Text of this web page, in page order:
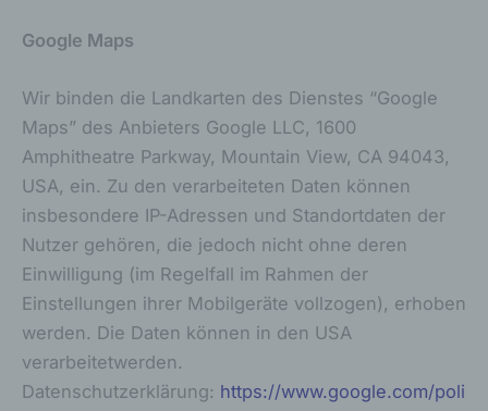
Google Maps
Wir binden die Landkarten des Dienstes “Google
Maps” des Anbieters Google LLC, 1600
Amphitheatre Parkway, Mountain View, CA 94043,
USA, ein. Zu den verarbeiteten Daten können
insbesondere IP-Adressen und Standortdaten der
Nutzer gehören, die jedoch nicht ohne deren
Einwilligung (im Regelfall im Rahmen der
Einstellungen ihrer Mobilgeräte vollzogen), erhoben
werden. Die Daten können in den USA
verarbeitetwerden.
Datenschutzerklärung: https://www.google.com/poli
die darin besteht, dass diese
werden, um bestimmte persönliche
Aspekte, die sich auf eine natürliche Person
beziehen, zu bewerten, insbesondere, um
Aspekte bezüglich Arbeitsleistung,
wirtschaftlicher Lage, Gesundheit,
persönlicher Vorlieben, Interessen,
Zuverlässigkeit, Verhalten, Aufenthaltsort
oder Ortswechsel dieser natürlichen Person
zu analysieren oder vorherzusagen.
f) Pseudonymisierung
personenbezogener Daten in einer Weise,
auf welche die personenbezogenen Daten